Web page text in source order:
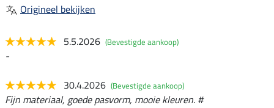
Origineel bekijken
5.5.2026 (Bevestigde aankoop)
-
30.4.2026 (Bevestigde aankoop)
Fijn materiaal, goede pasvorm, mooie kleuren. #